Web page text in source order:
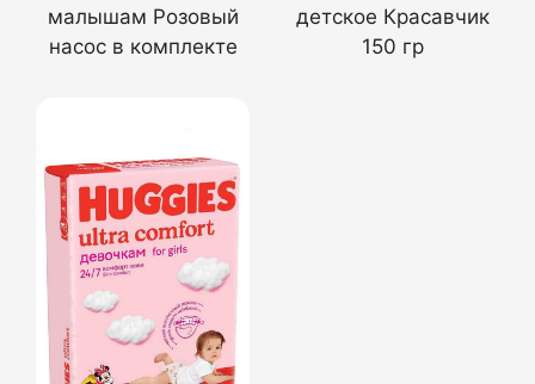
малышам Розовый
насос в комплекте
детское Красавчик
150 гр